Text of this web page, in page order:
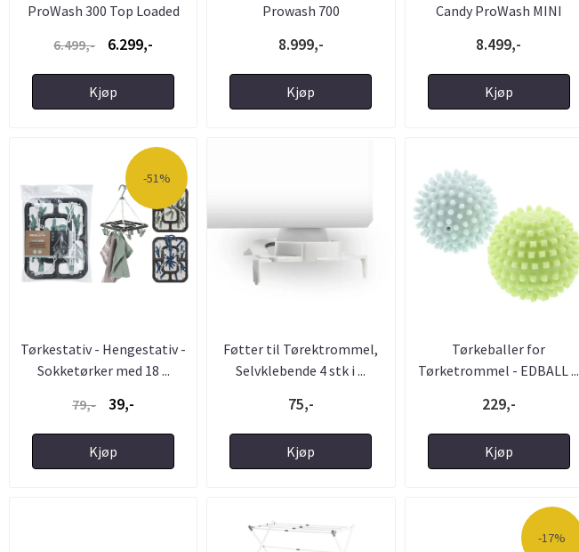
ProWash 300 Top Loaded
6.499,-
6.299,-
Kjøp
Prowash 700
8.999,-
Kjøp
Candy ProWash MINI
8.499,-
Kjøp
-51%
Tørkestativ - Hengestativ -
Sokketørker med 18 ...
79,-
39,-
Kjøp
Føtter til Tørektrommel,
Selvklebende 4 stk i ...
75,-
Kjøp
Tørkeballer for
Tørketrommel - EDBALL ...
229,-
Kjøp
-17%